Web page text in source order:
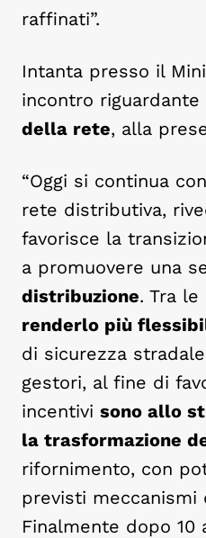
raffinati”.
Intanta presso il
incontro riguardante
della rete, alla
“Oggi si continua
rete distributiva,
favorisce la
a promuovere una
distribuzione. Tra
renderlo più
di sicurezza
gestori, al fine di
incentivi sono allo
la trasformazione
rifornimento, con
previsti meccanismi
Finalmente dopo 10